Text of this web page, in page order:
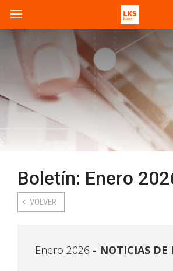
Boletín: Enero
VOLVER
Enero 2026 NOTICIAS DE